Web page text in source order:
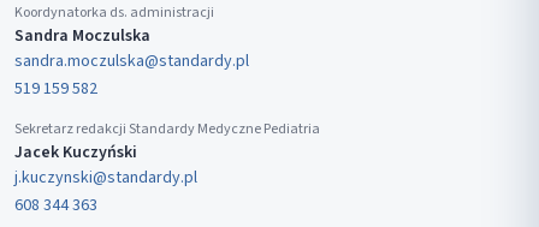
Koordynatorka ds. administracji
Sandra Moczulska
sandra.moczulska@standardy.pl
519 159 582
Sekretarz redakcji Standardy Medyczne Pediatria
Jacek Kuczyński
j.kuczynski@standardy.pl
608 344 363